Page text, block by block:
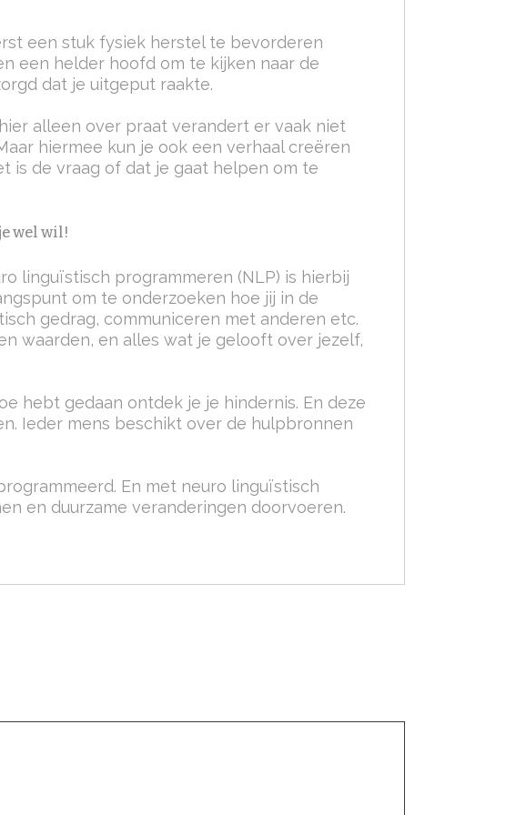
een stuk fysiek herstel te bevorderen
een helder hoofd om te kijken naar de
dat je uitgeput raakte.
alleen over praat verandert er vaak niet
hiermee kun je ook een verhaal creëren
is de vraag of dat je gaat helpen om te
wel wil!
linguïstisch programmeren (NLP) is hierbij
om te onderzoeken hoe jij in de
gedrag, communiceren met anderen etc.
waarden, en alles wat je gelooft over jezelf,
hebt gedaan ontdek je je hindernis. En deze
Ieder mens beschikt over de hulpbronnen
En met neuro linguïstisch
en duurzame veranderingen doorvoeren.